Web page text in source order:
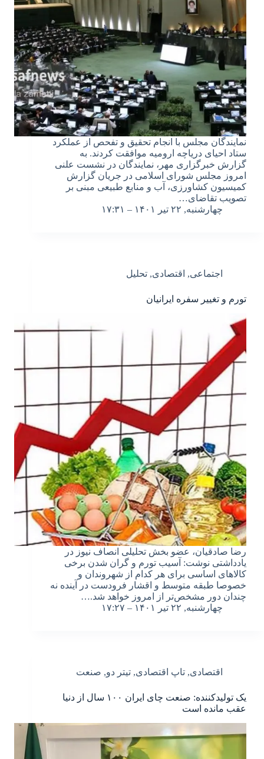
نمایندگان مجلس با انجام تحقیق و تفحص از عملکرد
ستاد احیای دریاچه ارومیه موافقت کردند. به
گزارش خبرگزاری مهر، نمایندگان در نشست علنی
امروز مجلس شورای اسلامی در جریان گزارش
کمیسیون کشاورزی، آب و منابع طبیعی مبنی بر
تصویب تقاضای…
چهارشنبه, ۲۲ تیر ۱۴۰۱ – ۱۷:۳۱
اجتماعی, اقتصادی, تحلیل
تورم و تغییر سفره ایرانیان
رضا صادقیان، عضو بخش تحلیلی انصاف نیوز در
یادداشتی نوشت: آسیب تورم و گران شدن برخی
کالاهای اساسی برای هر کدام از شهروندان و
خصوصا طبقه متوسط و اقشار فرودست در آینده نه
چندان دور مشخص‌تر از امروز خواهد شد.…
چهارشنبه, ۲۲ تیر ۱۴۰۱ – ۱۷:۲۷
اقتصادی, تاپ اقتصادی, تیتر دو, صنعت
یک تولیدکننده: صنعت چای ایران ۱۰۰ سال از دنیا
عقب مانده است